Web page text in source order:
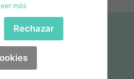
más
Rechazar